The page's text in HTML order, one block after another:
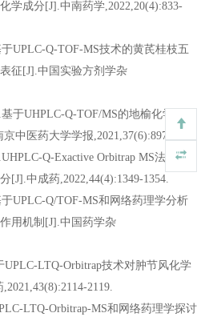
学成分[J].中南药学,2022,20(4):833-
UPLC-Q-TOF-MS技术的黄芪桂枝五
征[J].中国实验方剂学杂
于UHPLC-Q-TOF/MS的地榆化学成分
中医药大学学报,2021,37(6):897-907.
Q-Exactive Orbitrap MS法分析
[J].中成药,2022,44(4):1349-1354.
UPLC-Q/TOF-MS和网络药理学分析
用机制[J].中国药学杂
LTQ-Orbitrap技术对肿节风化学
2119.
LTQ-Orbitrap-MS和网络药理学探讨